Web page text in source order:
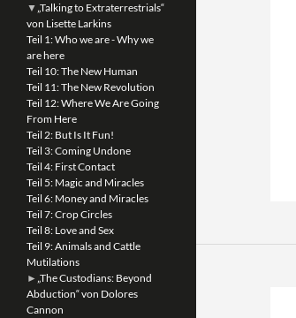
▼ „Talking to Extraterrestrials“
von Lisette Larkins
Teil 1: Who we are - Why we
are here
Teil 10: The New Human
Teil 11: The New Revolution
Teil 12: Where We Are Going
From Here
Teil 2: But Is It Fun!
Teil 3: Coming Undone
Teil 4: First Contact
Teil 5: Magic and Miracles
Teil 6: Money and Miracles
Teil 7: Crop Circles
Teil 8: Love and Sex
Teil 9: Animals and Cattle
Mutilations
► „The Custodians: Beyond
Abduction“ von Dolores
Cannon